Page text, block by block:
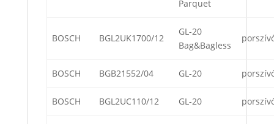
Parquet
BOSCH BGL2UK1700/12
GL-20
Bag&Bagless
BOSCH BGB21552/04 GL-20
BOSCH BGL2UC110/12 GL-20